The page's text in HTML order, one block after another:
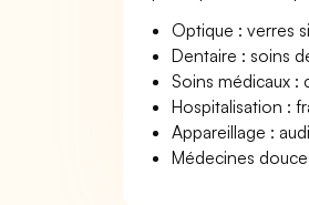
Optique : verres
Dentaire : soins
Soins médicaux :
Hospitalisation :
Appareillage :
Médecines